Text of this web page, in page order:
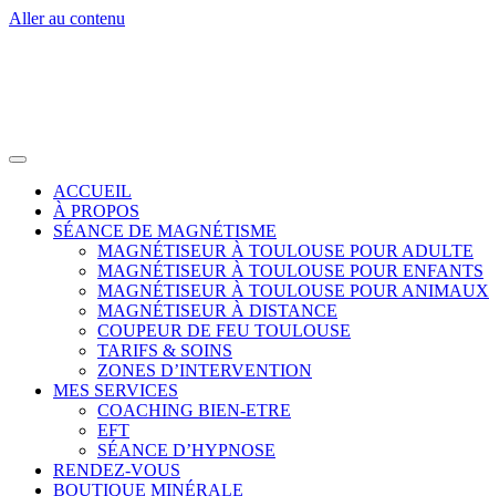
Aller au contenu
ACCUEIL
À PROPOS
SÉANCE DE MAGNÉTISME
MAGNÉTISEUR À TOULOUSE POUR ADULTE
MAGNÉTISEUR À TOULOUSE POUR ENFANTS
MAGNÉTISEUR À TOULOUSE POUR ANIMAUX
MAGNÉTISEUR À DISTANCE
COUPEUR DE FEU TOULOUSE
TARIFS & SOINS
ZONES D’INTERVENTION
MES SERVICES
COACHING BIEN-ETRE
EFT
SÉANCE D’HYPNOSE
RENDEZ-VOUS
BOUTIQUE MINÉRALE